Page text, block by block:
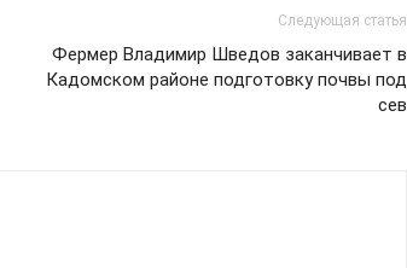
Следующая статья
Фермер Владимир Шведов заканчивает в
Кадомском районе подготовку почвы под
сев